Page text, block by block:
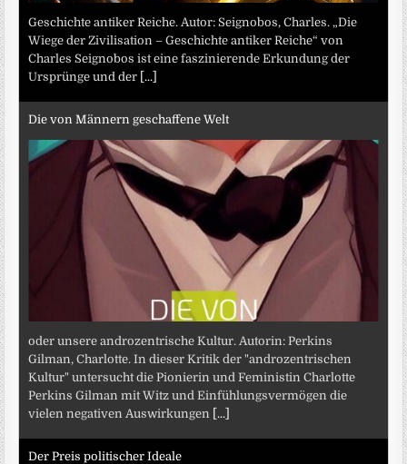
Geschichte antiker Reiche. Autor: Seignobos, Charles. „Die
Wiege der Zivilisation – Geschichte antiker Reiche“ von
Charles Seignobos ist eine faszinierende Erkundung der
Ursprünge und der [...]
Die von Männern geschaffene Welt
oder unsere androzentrische Kultur. Autorin: Perkins
Gilman, Charlotte. In dieser Kritik der "androzentrischen
Kultur" untersucht die Pionierin und Feministin Charlotte
Perkins Gilman mit Witz und Einfühlungsvermögen die
vielen negativen Auswirkungen [...]
Der Preis politischer Ideale